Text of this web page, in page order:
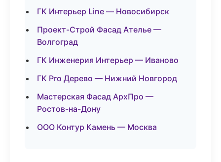
ГК Интерьер Line — Новосибирск
Проект-Строй Фасад Ателье —
Волгоград
ГК Инженерия Интерьер — Иваново
ГК Pro Дерево — Нижний Новгород
Мастерская Фасад АрхПро —
Ростов-на-Дону
ООО Контур Камень — Москва